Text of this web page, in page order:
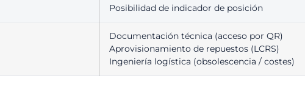
Posibilidad de indicador de posición
Documentación técnica (acceso por QR)
Aprovisionamiento de repuestos (LCRS)
Ingeniería logística (obsolescencia / costes)